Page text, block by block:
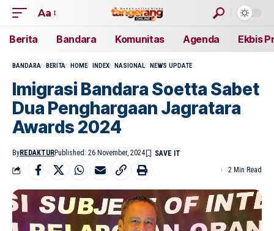
Aa
Berita Bandara Komunitas Agenda Ekbis
BANDARA BERITA HOME INDEX NASIONAL NEWS UPDATE
Imigrasi Bandara Soetta Sabet
Dua Penghargaan Jagratara
Awards 2024
ByREDAKTURPublished: 26 November, 2024
2 Min Read